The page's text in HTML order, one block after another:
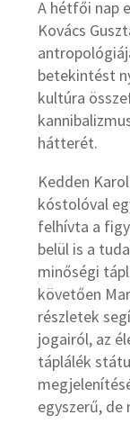
A hétfői nap
Kovács
betekintést
kultúra
hátterét.
Kedden
kóstolóval
felhívta a
belül is a
minőségi
követően
részletek
jogairól, az
táplálék
egyszerű, de